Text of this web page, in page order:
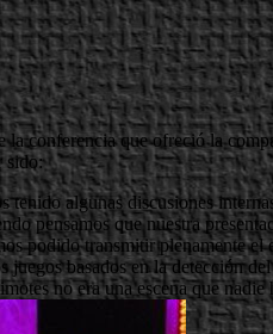
conferencia que ofreció la
sido:
algunas discusiones
pensamos que nuestra
podido transmitir plenamente el
basados en la detección
no era una escena que nadie